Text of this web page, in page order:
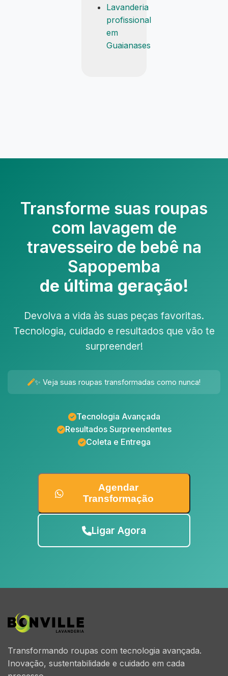
Lavanderia
profissional
em
Guaianases
Transforme suas roupas
com lavagem de
travesseiro de bebê na
Sapopemba
de última geração!
Devolva a vida às suas peças favoritas.
Tecnologia, cuidado e resultados que vão te
surpreender!
✨ Veja suas roupas transformadas como nunca!
Tecnologia Avançada
Resultados Surpreendentes
Coleta e Entrega
Agendar
Transformação
Ligar Agora
Transformando roupas com tecnologia avançada.
Inovação, sustentabilidade e cuidado em cada